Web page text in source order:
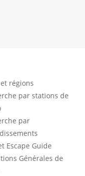
régions
par stations de
par
Escape Guide
Générales de